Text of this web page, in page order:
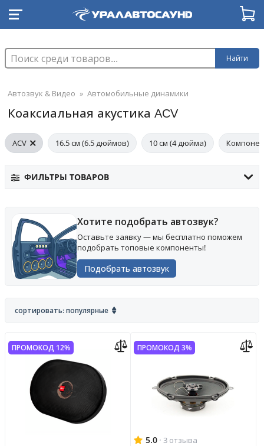
Найти
Автозвук & Видео » Автомобильные динамики
Коаксиальная акустика ACV
ACV 16.5 см (6.5 дюймов) 10 см (4 дюйма)
ФИЛЬТРЫ ТОВАРОВ
Хотите подобрать автозвук?
Оставьте заявку — мы бесплатно поможем
подобрать топовые компоненты!
Подобрать автозвук
сортировать: популярные
ПРОМОКОД 12% ПРОМОКОД 3%
5.0 · 3 отзыва